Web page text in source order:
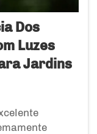
Dos
Luzes
Jardins